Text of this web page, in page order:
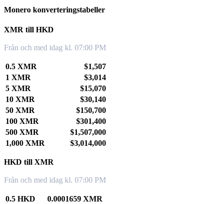
Monero konverteringstabeller
XMR till HKD
Från och med idag kl. 07:00 PM
0.5 XMR
$1,507
1 XMR
$3,014
5 XMR
$15,070
10 XMR
$30,140
50 XMR
$150,700
100 XMR
$301,400
500 XMR
$1,507,000
1,000 XMR
$3,014,000
HKD till XMR
Från och med idag kl. 07:00 PM
0.5 HKD
0.0001659 XMR